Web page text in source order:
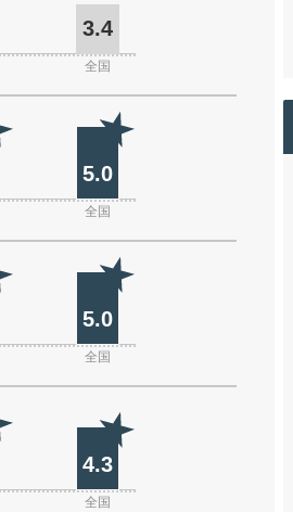
3.4
全国
5.0
全国
5.0
全国
4.3
全国